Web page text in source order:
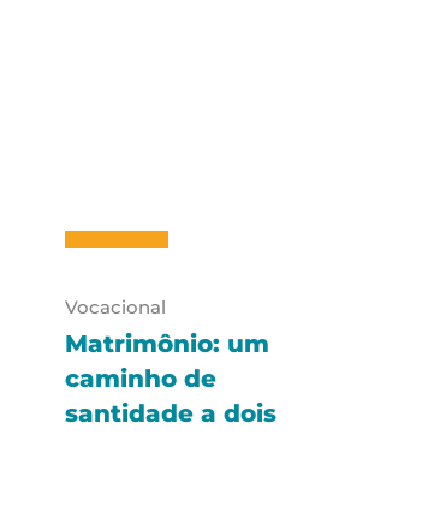
Vocacional
Matrimônio: um
caminho de
santidade a dois